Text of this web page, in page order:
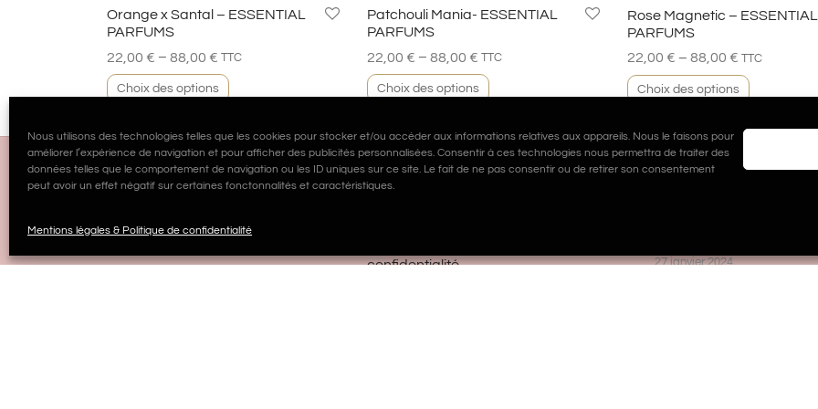
Nous utilisons des technologies telles que les cookies pour stocker et/ou accéder aux informations relatives aux appareils. Nous le faisons pour
améliorer l’expérience de navigation et pour afficher des publicités personnalisées. Consentir à ces technologies nous permettra de traiter des
données telles que le comportement de navigation ou les ID uniques sur ce site. Le fait de ne pas consentir ou de retirer son consentement
peut avoir un effet négatif sur certaines fonctonnalités et caractéristiques.
Mentions légales & Politique de confidentialité
Orange x Santal – ESSENTIAL
PARFUMS
22,00 € – 88,00 € TTC
Choix des options
Patchouli Mania- ESSENTIAL
PARFUMS
22,00 € – 88,00 € TTC
Choix des options
Rose Magnetic – ESSENTIAL
PARFUMS
22,00 € – 88,00 € TTC
Choix des options
confidentialité
27 janvier 2024